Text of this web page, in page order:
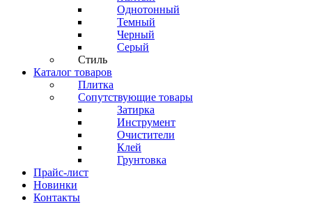
Однотонный
Темный
Черный
Серый
Стиль
Каталог товаров
Плитка
Сопутствующие товары
Затирка
Инструмент
Очистители
Клей
Грунтовка
Прайс-лист
Новинки
Контакты